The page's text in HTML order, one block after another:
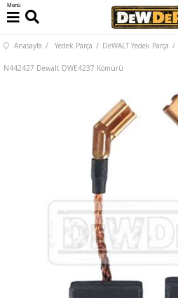
Menü
Anasayfa Yedek Parça DeWALT Yedek Parça
N442427 Dewalt DWE4237 Kömürü